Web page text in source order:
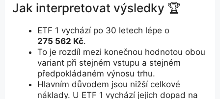
Jak interpretovat výsledky 🏆
ETF 1 vychází po 30 letech lépe o
275 562 Kč.
To je rozdíl mezi konečnou hodnotou obou
variant při stejném vstupu a stejném
předpokládaném výnosu trhu.
Hlavním důvodem jsou nižší celkové
náklady. U ETF 1 vychází jejich dopad na